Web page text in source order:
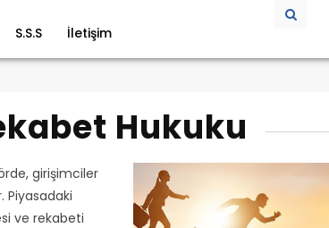
S.S.S İletişim
Hukuku
girişimciler
Piyasadaki
ve rekabeti